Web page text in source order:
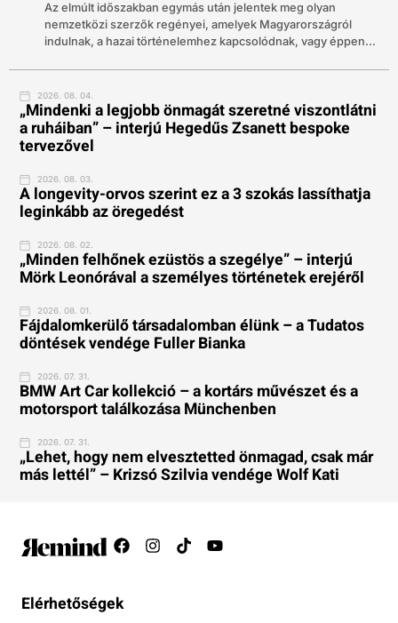
Az elmúlt időszakban egymás után jelentek meg olyan
nemzetközi szerzők regényei, amelyek Magyarországról
indulnak, a hazai történelemhez kapcsolódnak, vagy éppen...
2026. 08. 04.
„Mindenki a legjobb önmagát szeretné viszontlátni
a ruháiban” – interjú Hegedűs Zsanett bespoke
tervezővel
2026. 08. 03.
A longevity-orvos szerint ez a 3 szokás lassíthatja
leginkább az öregedést
2026. 08. 02.
„Minden felhőnek ezüstös a szegélye” – interjú
Mörk Leonórával a személyes történetek erejéről
2026. 08. 01.
Fájdalomkerülő társadalomban élünk – a Tudatos
döntések vendége Fuller Bianka
2026. 07. 31.
BMW Art Car kollekció – a kortárs művészet és a
motorsport találkozása Münchenben
2026. 07. 31.
„Lehet, hogy nem elvesztetted önmagad, csak már
más lettél” – Krizsó Szilvia vendége Wolf Kati
Elérhetőségek